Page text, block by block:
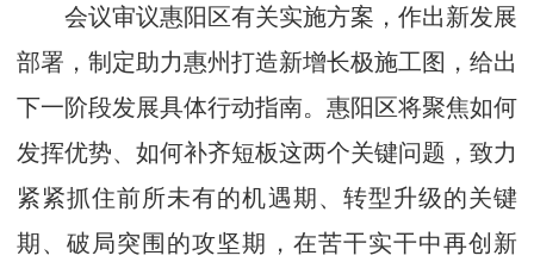
会议审议惠阳区有关实施方案，作出新发展
部署，制定助力惠州打造新增长极施工图，给出
下一阶段发展具体行动指南。惠阳区将聚焦如何
发挥优势、如何补齐短板这两个关键问题，致力
紧紧抓住前所未有的机遇期、转型升级的关键
期、破局突围的攻坚期，在苦干实干中再创新